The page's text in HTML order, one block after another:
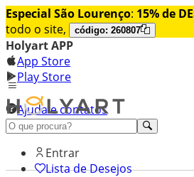
Especial São Lourenço: 15% de
todo o site,
código: 260807
Holyart APP
App Store
Play Store
Ajuda e contatos
Conheça premium
Entrar
Lista de Desejos